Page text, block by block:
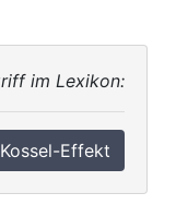
im Lexikon:
Effekt